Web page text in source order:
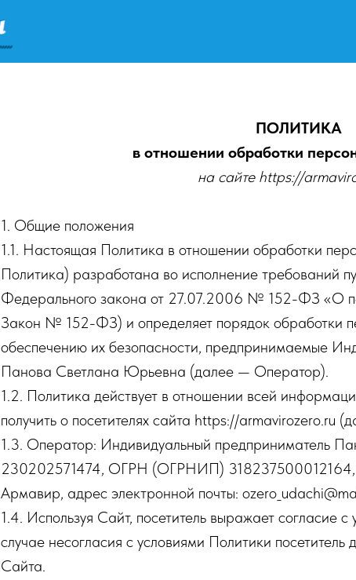
ПОЛИТИКА
в отношении обработки
на сайте https://
1. Общие положения
1.1. Настоящая Политика в отношении обработки
Политика) разработана во исполнение требований
Федерального закона от 27.07.2006 № 152-ФЗ «О
Закон № 152-ФЗ) и определяет порядок обработки
обеспечению их безопасности, предпринимаемые
Панова Светлана Юрьевна (далее — Оператор).
1.2. Политика действует в отношении всей
получить о посетителях сайта https://armavirozero.ru
1.3. Оператор: Индивидуальный предприниматель
230202571474, ОГРН (ОГРНИП) 318237500012164,
Армавир, адрес электронной почты:
1.4. Используя Сайт, посетитель выражает согласие
случае несогласия с условиями Политики
Сайта.